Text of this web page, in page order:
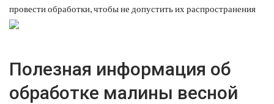
провести обработки, чтобы не допустить их распространения
Полезная информация об
обработке малины весной